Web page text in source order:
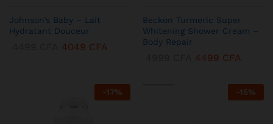
Johnson’s Baby – Lait
Hydratant Douceur
4049 CFA
Beckon Turmeric Super
Whitening Shower Cream –
Body Repair
4499 CFA
-17% -15%